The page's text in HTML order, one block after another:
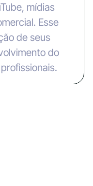
mídias
Esse
de seus
do